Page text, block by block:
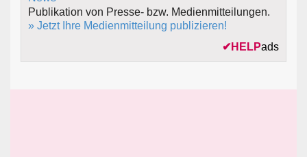
Publikation von Presse- bzw. Medienmitteilungen.
» Jetzt Ihre Medienmitteilung publizieren!
✔ HELPads